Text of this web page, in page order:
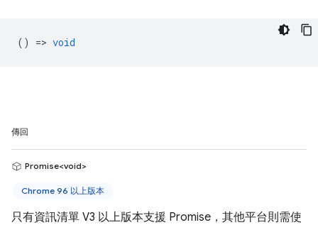
() => void
傳回
Promise<void>
Chrome 96 以上版本
只有資訊清單 V3 以上版本支援 Promise，其他平台則需使